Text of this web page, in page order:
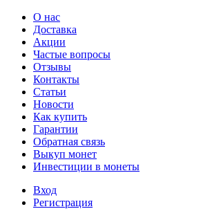
О нас
Доставка
Акции
Частые вопросы
Отзывы
Контакты
Статьи
Новости
Как купить
Гарантии
Обратная связь
Выкуп монет
Инвестиции в монеты
Вход
Регистрация